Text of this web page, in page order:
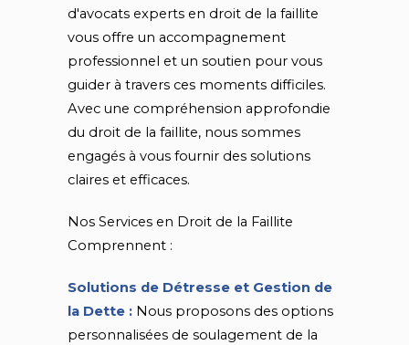
d'avocats experts en droit de la faillite
vous offre un accompagnement
professionnel et un soutien pour vous
guider à travers ces moments difficiles.
Avec une compréhension approfondie
du droit de la faillite, nous sommes
engagés à vous fournir des solutions
claires et efficaces.
Nos Services en Droit de la Faillite
Comprennent :
Solutions de Détresse et Gestion de
la Dette : Nous proposons des options
personnalisées de soulagement de la